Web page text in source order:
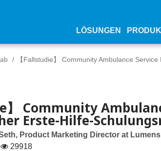
LÖSUNGEN
【Fallstudie】 Community Ambulance
】 Community
Erste-Hilfe-
Product Marketing Director at Lumens
29918